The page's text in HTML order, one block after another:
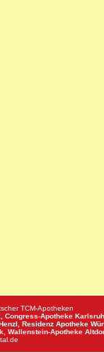
TCM-Apotheken
Congress-Apotheke
Residenz Apotheke
Wallenstein-Apotheke